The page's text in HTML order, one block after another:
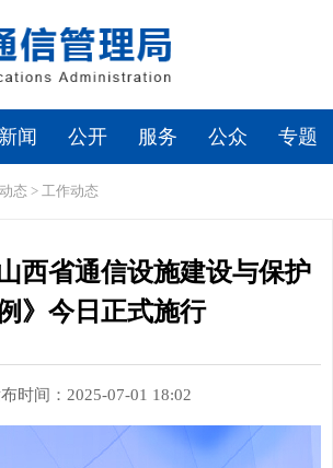
新闻 公开 服务 公众 专题
态 > 工作动态
西省通信设施建设与保护
》今日正式施行
时间：2025-07-01 18:02